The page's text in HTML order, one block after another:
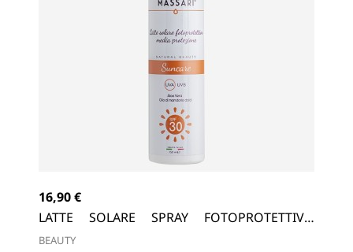
16,90 €
LATTE SOLARE SPRAY FOTOPROTETTIVO
MEDIA PROTEZIONE A BASE DI ALOE...
BEAUTY